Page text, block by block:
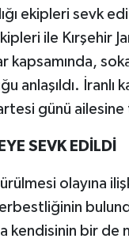
ekipleri sevk
ile Kırşehir
kapsamında,
anlaşıldı. İranlı
günü
SEVK EDİLDİ
olayına
kendisinin bir de